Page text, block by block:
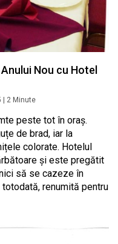
Nou cu Hotel
2 Minute
peste tot în oraș.
de brad, iar la
colorate. Hotelul
și este pregătit
să se cazeze în
renumită pentru